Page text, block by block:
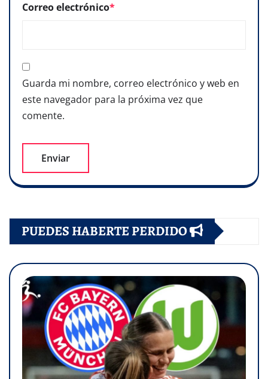
Correo electrónico*
Guarda mi nombre, correo electrónico y web en
este navegador para la próxima vez que
comente.
PUEDES HABERTE PERDIDO